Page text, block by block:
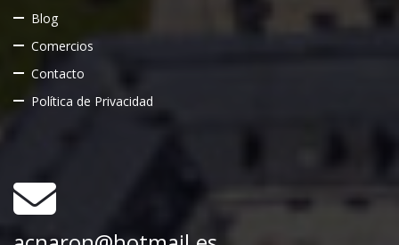
Blog
Comercios
Contacto
Política de Privacidad